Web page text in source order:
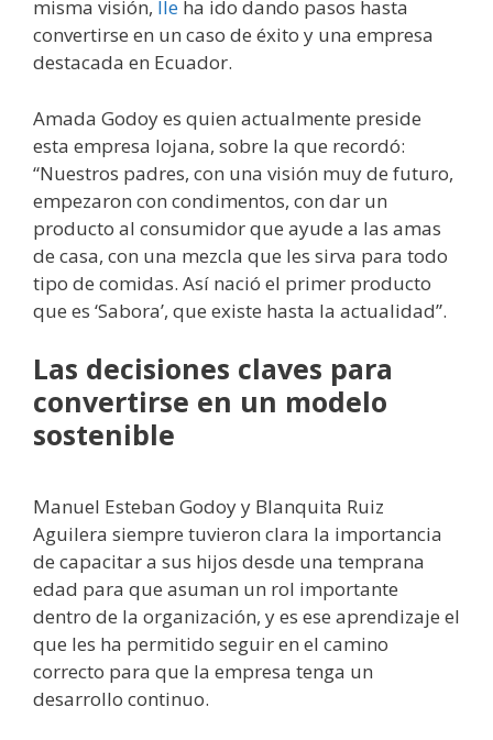
misma visión, Ile ha ido dando pasos hasta
convertirse en un caso de éxito y una empresa
destacada en Ecuador.
Amada Godoy es quien actualmente preside
esta empresa lojana, sobre la que recordó:
“Nuestros padres, con una visión muy de futuro,
empezaron con condimentos, con dar un
producto al consumidor que ayude a las amas
de casa, con una mezcla que les sirva para todo
tipo de comidas. Así nació el primer producto
que es ‘Sabora’, que existe hasta la actualidad”.
Las decisiones claves para
convertirse en un modelo
sostenible
Manuel Esteban Godoy y Blanquita Ruiz
Aguilera siempre tuvieron clara la importancia
de capacitar a sus hijos desde una temprana
edad para que asuman un rol importante
dentro de la organización, y es ese aprendizaje el
que les ha permitido seguir en el camino
correcto para que la empresa tenga un
desarrollo continuo.